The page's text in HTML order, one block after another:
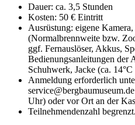
Dauer: ca. 3,5 Stunden
Kosten: 50 € Eintritt
Ausrüstung: eigene
(Normalbrennweite bzw.
ggf. Fernauslöser, Akkus,
Bedienungsanleitungen der
Schuhwerk, Jacke (ca.
Anmeldung erforderlich
Uhr) oder vor Ort an der
Teilnehmendenzahl begrenzt.